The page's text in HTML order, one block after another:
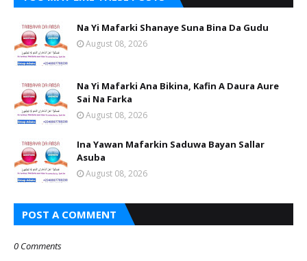
Na Yi Mafarki Shanaye Suna Bina Da Gudu
August 08, 2026
Na Yi Mafarki Ana Bikina, Kafin A Daura Aure
Sai Na Farka
August 08, 2026
Ina Yawan Mafarkin Saduwa Bayan Sallar
Asuba
August 08, 2026
POST A COMMENT
0 Comments